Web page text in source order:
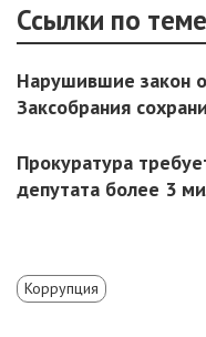
Ссылки по
Нарушившие закон
Заксобрания
Прокуратура
депутата более 3
Коррупция